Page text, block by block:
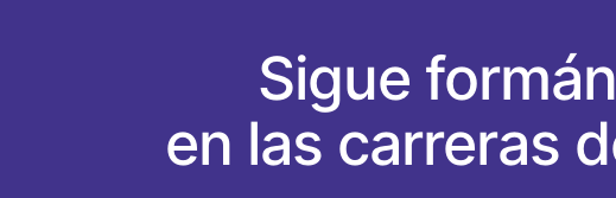
Sigue
en las carreras